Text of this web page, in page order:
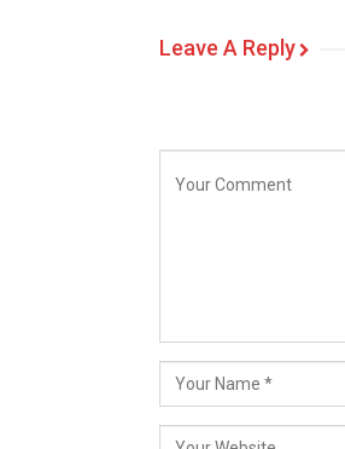
Leave A Reply